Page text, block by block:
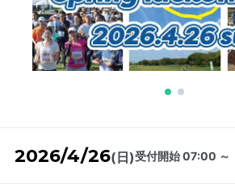
2026/4/26(日)受付開始 07:00 ～